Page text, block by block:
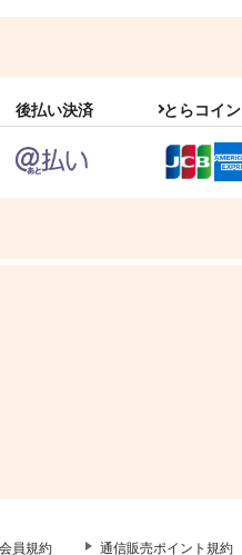
後払い決済 とらコイン
員規約 通信販売ポイント規約